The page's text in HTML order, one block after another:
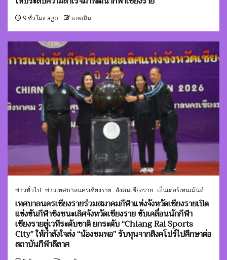
9 ชั่วโมง ago แอดมิน
ข่าวทั่วไป ข่าวเทศบาลนครเชียงราย สังคมเชียงราย เอ็นเตอร์เทนเม้นท์
เทศบาลนครเชียงรายร่วมสมาคมกีฬาแห่งจังหวัดเชียงรายเปิด
แข่งขันกีฬาชิงชนะเลิศจังหวัดเชียงราย ขับเคลื่อนนักกีฬา
เชียงรายสู่เวทีระดับชาติ ยกระดับ “Chiang Rai Sports
City” ให้กำลังใจส่ง “น้องชมพอ” รับทุนจากสิงคโปร์ไปศึกษาต่อ
สถาบันกีฬาลีลาศ